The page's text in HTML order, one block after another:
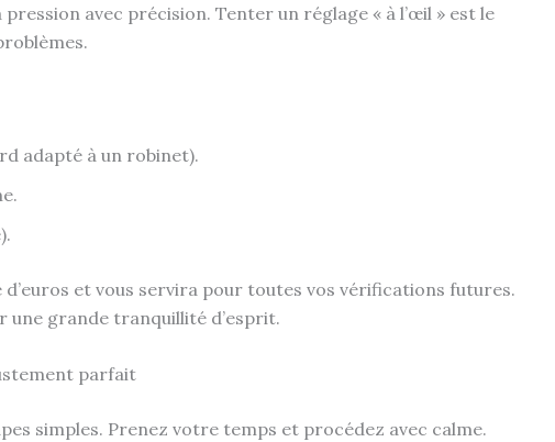
avec précision. Tenter un réglage « à l’œil » est le
adapté à un robinet).
et vous servira pour toutes vos vérifications futures.
une grande tranquillité d’esprit.
parfait
simples. Prenez votre temps et procédez avec calme.